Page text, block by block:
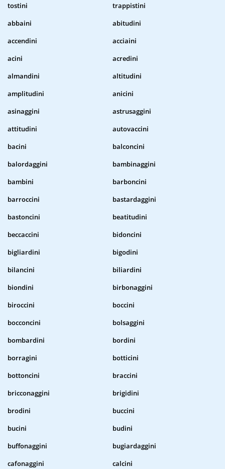
tostini
trappistini
abbaini
abitudini
accendini
acciaini
acini
acredini
almandini
altitudini
amplitudini
anicini
asinaggini
astrusaggini
attitudini
autovaccini
bacini
balconcini
balordaggini
bambinaggini
bambini
barboncini
barroccini
bastardaggini
bastoncini
beatitudini
beccaccini
bidoncini
bigliardini
bigodini
bilancini
biliardini
biondini
birbonaggini
biroccini
boccini
bocconcini
bolsaggini
bombardini
bordini
borragini
botticini
bottoncini
braccini
bricconaggini
brigidini
brodini
buccini
bucini
budini
buffonaggini
bugiardaggini
cafonaggini
calcini